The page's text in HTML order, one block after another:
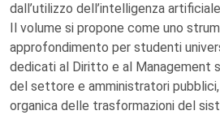
dall’utilizzo dell’intelligenza
Il volume si propone come uno
approfondimento per studenti
dedicati al Diritto e al Management
del settore e amministratori
organica delle trasformazioni del